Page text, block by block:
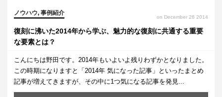
ノウハウ, 事例紹介
on December 26 2014
復刻に沸いた2014年から学ぶ、魅力的な復刻に共通する重要
な要素とは？
こんにちは野田です。2014年もいよいよ残りわずかとなりました。
この時期になりますと「2014年 気になった記事」といったまとめ
記事が増えてきますが、その中に1つ気になる記事を発見...